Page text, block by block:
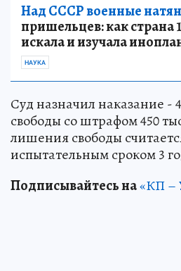
Над СССР военные
пришельцев: как страна
искала и изучала
НАУКА
Суд назначил наказание -
свободы со штрафом 450
лишения свободы
испытательным сроком 3
Подписывайтесь на«КП –